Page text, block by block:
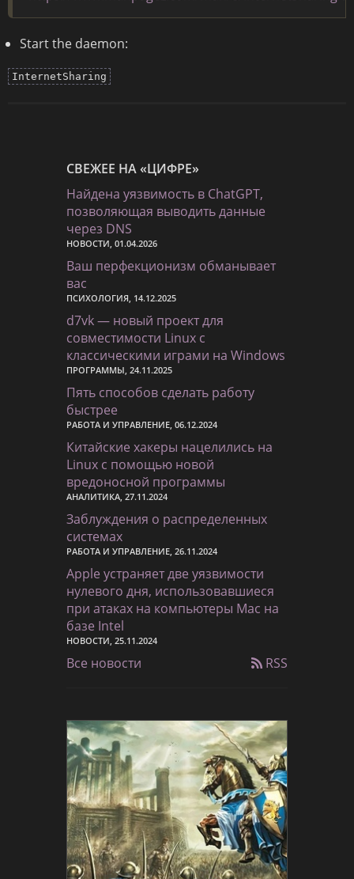
Start the daemon:
InternetSharing
СВЕЖЕЕ НА «ЦИФРЕ»
Найдена уязвимость в ChatGPT,
позволяющая выводить данные
через DNS
НОВОСТИ, 01.04.2026
Ваш перфекционизм обманывает
вас
ПСИХОЛОГИЯ, 14.12.2025
d7vk — новый проект для
совместимости Linux с
классическими играми на Windows
ПРОГРАММЫ, 24.11.2025
Пять способов сделать работу
быстрее
РАБОТА И УПРАВЛЕНИЕ, 06.12.2024
Китайские хакеры нацелились на
Linux с помощью новой
вредоносной программы
АНАЛИТИКА, 27.11.2024
Заблуждения о распределенных
системах
РАБОТА И УПРАВЛЕНИЕ, 26.11.2024
Apple устраняет две уязвимости
нулевого дня, использовавшиеся
при атаках на компьютеры Mac на
базе Intel
НОВОСТИ, 25.11.2024
Все новости RSS